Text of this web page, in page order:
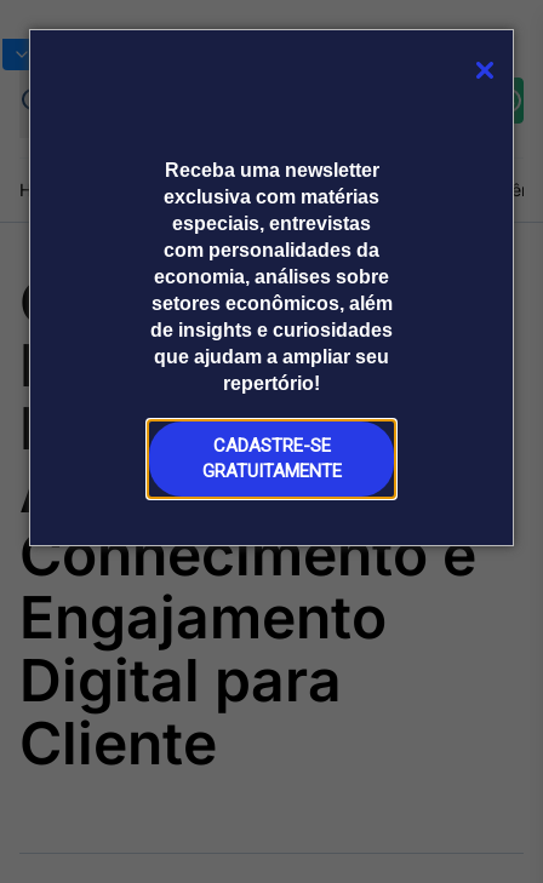
Receba uma newsletter
exclusiva com matérias
especiais, entrevistas
com personalidades da
economia, análises sobre
setores econômicos, além
de insights e curiosidades
que ajudam a ampliar seu
repertório!
CADASTRE-SE
GRATUITAMENTE
Home Produtos e soluçõesNotíciasBlogWeekend
Plataformas
Broadcast
Broadcast+
O mercado
financeiro em
tempo real
Broadcast
Agro
Tudo sobre o
agronegócio
Sobre nós Releases Broadcast
Prêmio Broadcast
Analistas
Prêmio Broadcast
Empresas
Agências de
comunicação
Releases
Command Alkon
Expande
Recursos de
Aprendizagem,
Conhecimento e
Engajamento
Digital para
Cliente